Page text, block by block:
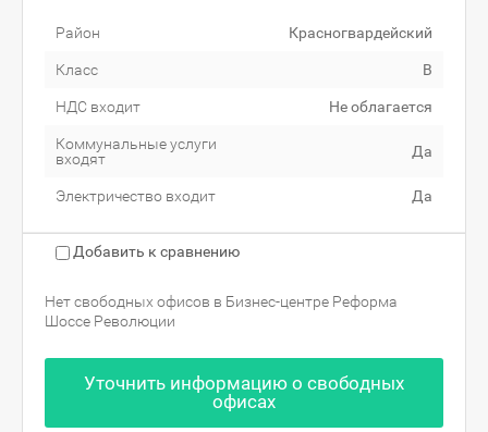
Район Красногвардейский
Класс B
НДС входит Не облагается
Коммунальные услуги
входят
Да
Электричество входит Да
Добавить к сравнению
Нет свободных офисов в Бизнес-центре Реформа
Шоссе Революции
Уточнить информацию о свободных
офисах